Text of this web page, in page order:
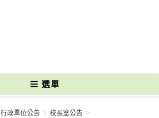
選單
行政單位公告 > 校長室公告 >